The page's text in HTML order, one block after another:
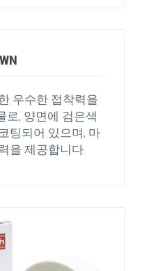
우수한 접착력을
로, 양면에 검은색
팅되어 있으며, 마
을 제공합니다.